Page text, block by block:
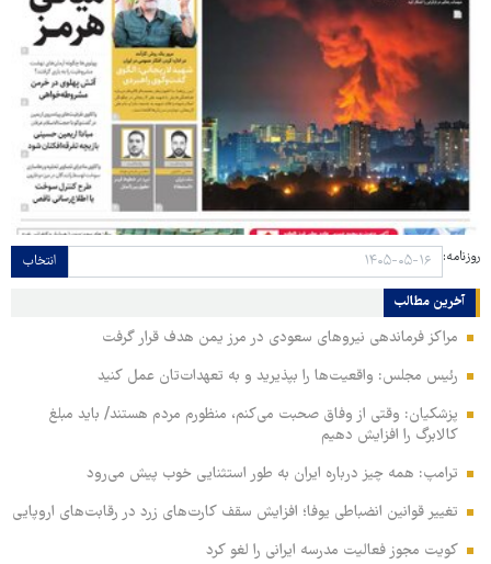
روزنامه: انتخاب
آخرین مطالب
مراکز فرماندهی نیروهای سعودی در مرز یمن هدف قرار گرفت
رئیس مجلس: واقعیت‌ها را بپذیرید و به تعهدات‌تان عمل کنید
پزشکیان: وقتی از وفاق صحبت می‌کنم، منظورم مردم هستند/ باید مبلغ
کالابرگ را افزایش دهیم
ترامپ: همه چیز درباره ایران به طور استثنایی خوب پیش می‌رود
تغییر قوانین انضباطی یوفا؛ افزایش سقف کارت‌های زرد در رقابت‌های اروپایی
کویت مجوز فعالیت مدرسه ایرانی را لغو کرد